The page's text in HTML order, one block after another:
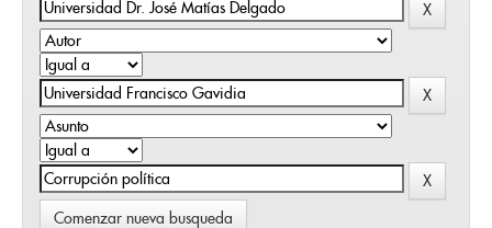
Comenzar nueva busqueda